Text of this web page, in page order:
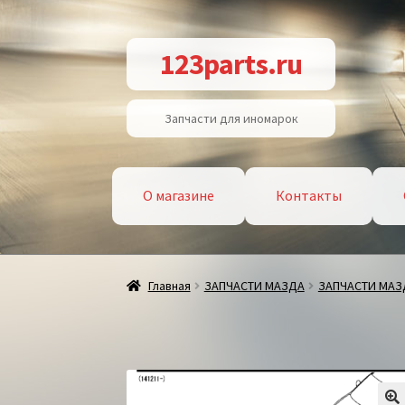
Перейти
к
навигации
Перейти
к
содержимому
123parts.ru
Запчасти для иномарок
О магазине Контакты
Главная ЗАПЧАСТИ МАЗДА ЗАПЧАСТИ